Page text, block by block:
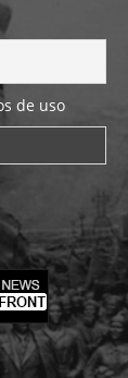
de uso